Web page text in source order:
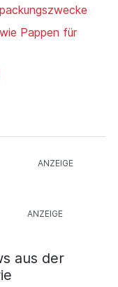
Pappen für
aus der